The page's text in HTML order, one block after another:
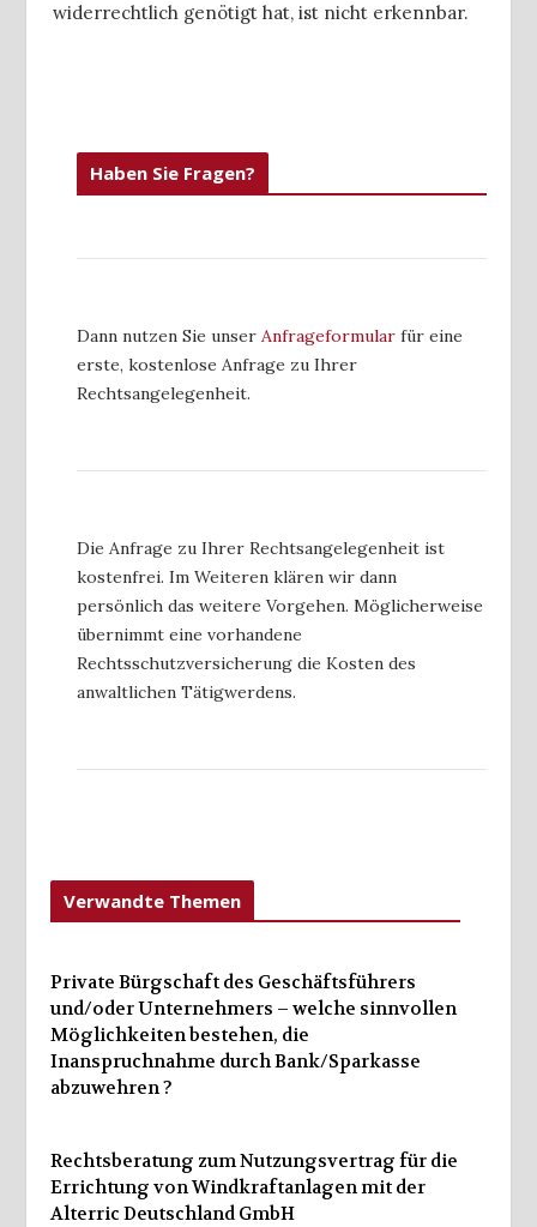
widerrechtlich genötigt hat, ist nicht erkennbar.
Haben Sie Fragen?
Dann nutzen Sie unser Anfrageformular für eine
erste, kostenlose Anfrage zu Ihrer
Rechtsangelegenheit.
Die Anfrage zu Ihrer Rechtsangelegenheit ist
kostenfrei. Im Weiteren klären wir dann
persönlich das weitere Vorgehen. Möglicherweise
übernimmt eine vorhandene
Rechtsschutzversicherung die Kosten des
anwaltlichen Tätigwerdens.
Verwandte Themen
Private Bürgschaft des Geschäftsführers
und/oder Unternehmers – welche sinnvollen
Möglichkeiten bestehen, die
Inanspruchnahme durch Bank/Sparkasse
abzuwehren ?
Rechtsberatung zum Nutzungsvertrag für die
Errichtung von Windkraftanlagen mit der
Alterric Deutschland GmbH